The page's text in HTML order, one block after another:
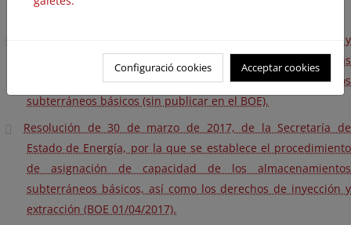
Resolución de la Dirección General de Política Energética y
Minas por la que se establecen los parámetros de las
subastas de capacidad de los almacenamientos
subterráneos básicos (sin publicar en el BOE).
Resolución de 30 de marzo de 2017, de la Secretaría de
Estado de Energía, por la que se establece el procedimiento
de asignación de capacidad de los almacenamientos
subterráneos básicos, así como los derechos de inyección y
extracción (BOE 01/04/2017).
Configuració cookies Acceptar cookies